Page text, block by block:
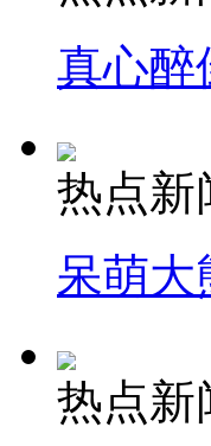
真心醉
热点新
呆萌大
热点新